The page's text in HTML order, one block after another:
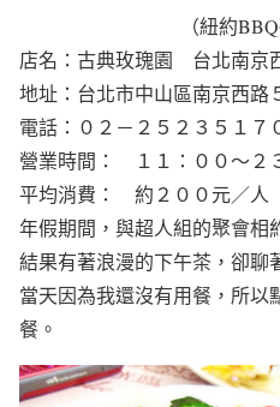
（紐約BBQ碳烤豬
店名：古典玫瑰園 台北南京
地址：台北市中山區南京西路
電話：０２－２５２３５１７
營業時間： １１：００～２
平均消費： 約２００元／
年假期間，與超人組的聚會相
結果有著浪漫的下午茶，卻聊
當天因為我還沒有用餐，所以
餐。